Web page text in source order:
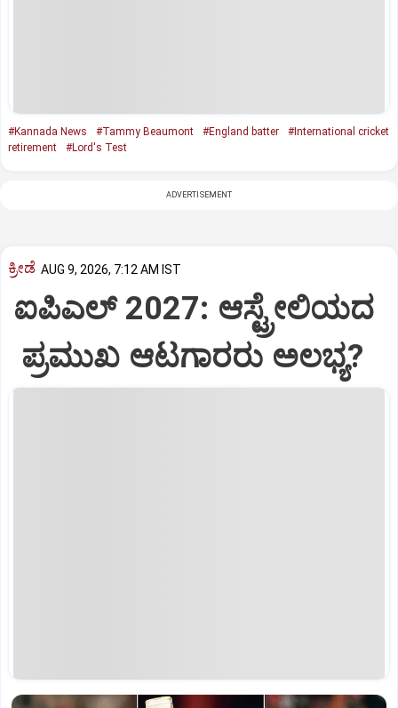
#Kannada News #Tammy Beaumont #England batter
#International cricket
retirement
#Lord's Test
ADVERTISEMENT
ಕ್ರೀಡೆ AUG 9, 2026, 7:12 AM IST
ಐಪಿಎಲ್‌ 2027: ಆಸ್ಟ್ರೇಲಿಯದ
ಪ್ರಮುಖ ಆಟಗಾರರು ಅಲಭ್ಯ?